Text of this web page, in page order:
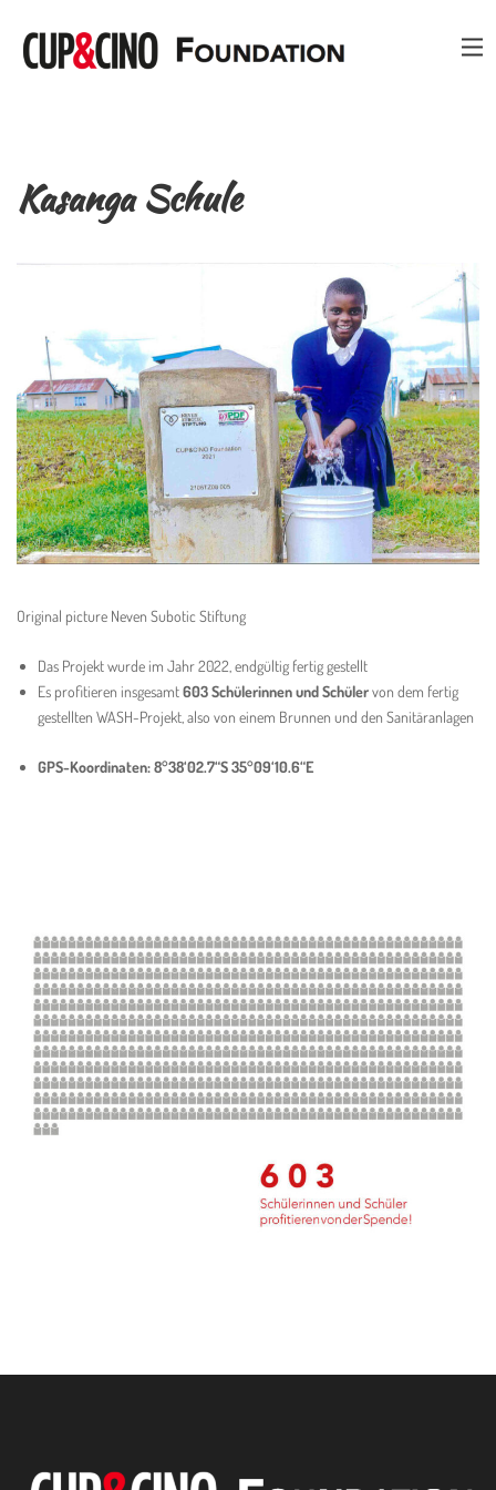
Kasanga Schule
Original picture Neven Subotic Stiftung
Das Projekt wurde im Jahr 2022, endgültig fertig gestellt
Es profitieren insgesamt603 Schülerinnen und Schülervon dem fertig
gestellten WASH-Projekt, also von einem Brunnen und den Sanitäranlagen
GPS-Koordinaten: 8°38‘02.7“S 35°09‘10.6“E